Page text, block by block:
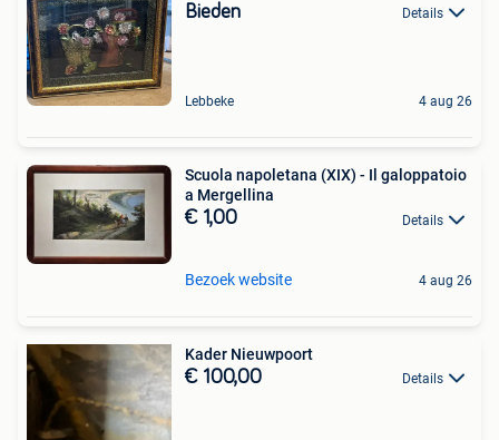
Bieden Details
Lebbeke 4 aug 26
Scuola napoletana (XIX) - Il galoppatoio
a Mergellina
€ 1,00 Details
Bezoek website 4 aug 26
Kader Nieuwpoort
€ 100,00 Details